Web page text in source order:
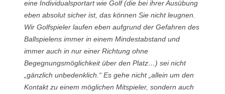
eine Individualsportart wie Golf (die bei ihrer Ausübung
eben absolut sicher ist, das können Sie nicht leugnen.
Wir Golfspieler laufen eben aufgrund der Gefahren des
Ballspielens immer in einem Mindestabstand und
immer auch in nur einer Richtung ohne
Begegnungsmöglichkeit über den Platz…) sei nicht
„gänzlich unbedenklich.“ Es gehe nicht „allein um den
Kontakt zu einem möglichen Mitspieler, sondern auch